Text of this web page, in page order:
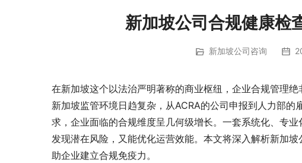
新加坡公司合规健康检
新加坡公司咨询
在新加坡这个以法治严明著称的商业枢纽，企业合规管理
新加坡监管环境日趋复杂，从ACRA的公司申报到人力部
求，企业面临的合规维度呈几何级增长。一套系统化、专
发现潜在风险，又能优化运营效能。本文将深入解析新加
助企业建立合规免疫力。